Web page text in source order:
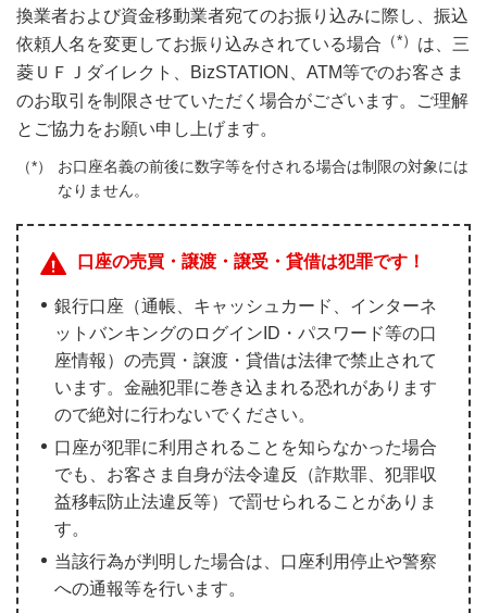
換業者および資金移動業者宛てのお振り込みに際し、振込
依頼人名を変更してお振り込みされている場合 （*） は、三
菱ＵＦＪダイレクト、BizSTATION、ATM等でのお客さま
のお取引を制限させていただく場合がございます。ご理解
とご協力をお願い申し上げます。
お口座名義の前後に数字等を付される場合は制限の対象には
なりません。
口座の売買・譲渡・譲受・貸借は犯罪です！
銀行口座（通帳、キャッシュカード、インターネ
ットバンキングのログインID・パスワード等の口
座情報）の売買・譲渡・貸借は法律で禁止されて
います。金融犯罪に巻き込まれる恐れがあります
ので絶対に行わないでください。
口座が犯罪に利用されることを知らなかった場合
でも、お客さま自身が法令違反（詐欺罪、犯罪収
益移転防止法違反等）で罰せられることがありま
す。
当該行為が判明した場合は、口座利用停止や警察
への通報等を行います。